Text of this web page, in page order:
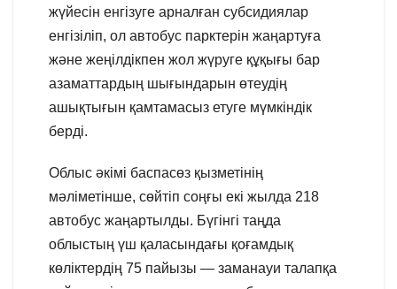
жүйесін енгізуге арналған субсидиялар
енгізіліп, ол автобус парктерін жаңартуға
және жеңілдікпен жол жүруге құқығы бар
азаматтардың шығындарын өтеудің
ашықтығын қамтамасыз етуге мүмкіндік
берді.
Облыс әкімі баспасөз қызметінің
мәліметінше, сөйтіп соңғы екі жылда 218
автобус жаңартылды. Бүгінгі таңда
облыстың үш қаласындағы қоғамдық
көліктердің 75 пайызы — заманауи талапқа